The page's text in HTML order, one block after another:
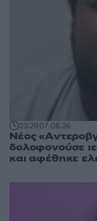
23:2907.08.26
Νέος
δολοφονούσε
και αφέθηκε